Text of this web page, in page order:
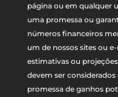
página ou em qualquer
uma promessa ou
números financeiros
um de nossos sites ou
estimativas ou
devem ser
promessa de ganhos